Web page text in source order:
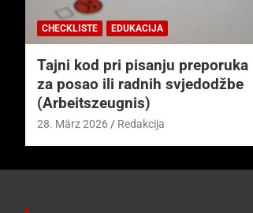
CHECKLISTE EDUKACIJA
Tajni kod pri pisanju preporuka
za posao ili radnih svjedodžbe
(Arbeitszeugnis)
28. März 2026 Redakcija